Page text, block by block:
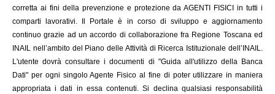
corretta ai fini della prevenzione e protezione da AGENTI FISICI in tutti i
comparti lavorativi. Il Portale è in corso di sviluppo e aggiornamento
continuo grazie ad un accordo di collaborazione fra Regione Toscana ed
INAIL nell’ambito del Piano delle Attività di Ricerca Istituzionale dell’INAIL.
L'utente dovrà consultare i documenti di "Guida all'utilizzo della Banca
Dati" per ogni singolo Agente Fisico al fine di poter utilizzare in maniera
appropriata i dati in essa contenuti. Si declina qualsiasi responsabilità